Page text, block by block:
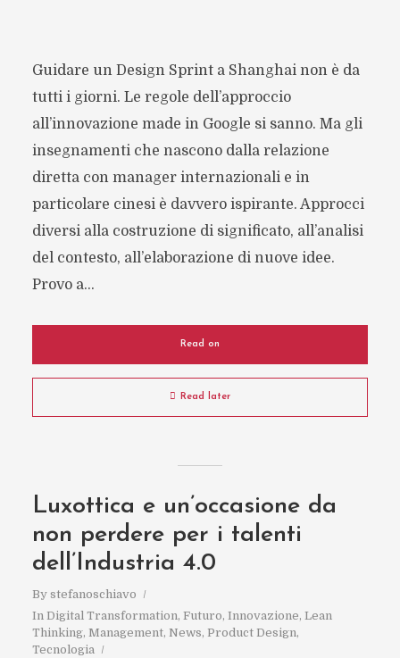
Guidare un Design Sprint a Shanghai non è da
tutti i giorni. Le regole dell’approccio
all’innovazione made in Google si sanno. Ma gli
insegnamenti che nascono dalla relazione
diretta con manager internazionali e in
particolare cinesi è davvero ispirante. Approcci
diversi alla costruzione di significato, all’analisi
del contesto, all’elaborazione di nuove idee.
Provo a...
Read on
Read later
Luxottica e un’occasione da
non perdere per i talenti
dell’Industria 4.0
By stefanoschiavo
In Digital Transformation, Futuro, Innovazione, Lean
Thinking, Management, News, Product Design,
Tecnologia